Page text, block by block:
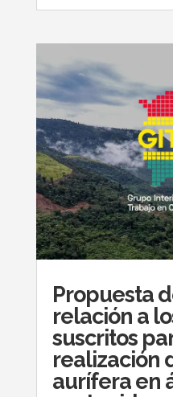
Propuesta
relación a
suscritos
realización
aurífera en